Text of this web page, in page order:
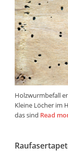
Holzwurmbefall
Kleine Löcher im
das sind Read